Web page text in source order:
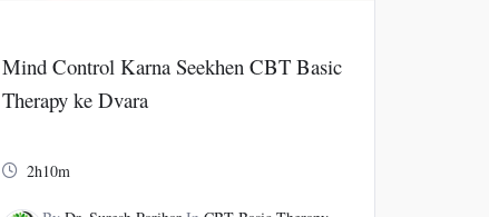
Mind Control Karna Seekhen CBT Basic
Therapy ke Dvara
2h10m